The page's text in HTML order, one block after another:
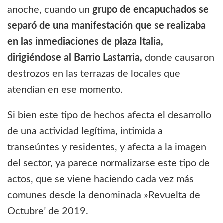
anoche, cuando un grupo de encapuchados se
separó de una manifestación que se realizaba
en las inmediaciones de plaza Italia,
dirigiéndose al Barrio Lastarria, donde causaron
destrozos en las terrazas de locales que
atendían en ese momento.
Si bien este tipo de hechos afecta el desarrollo
de una actividad legítima, intimida a
transeúntes y residentes, y afecta a la imagen
del sector, ya parece normalizarse este tipo de
actos, que se viene haciendo cada vez más
comunes desde la denominada »Revuelta de
Octubre’ de 2019.